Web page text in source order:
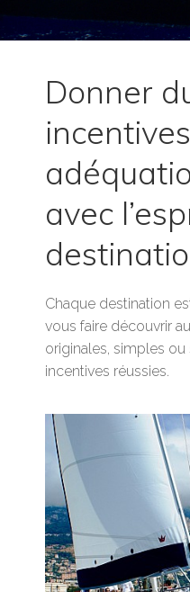
Donner
avec
Chaque destination
vous faire découvrir
originales, simples
incentives réussies.